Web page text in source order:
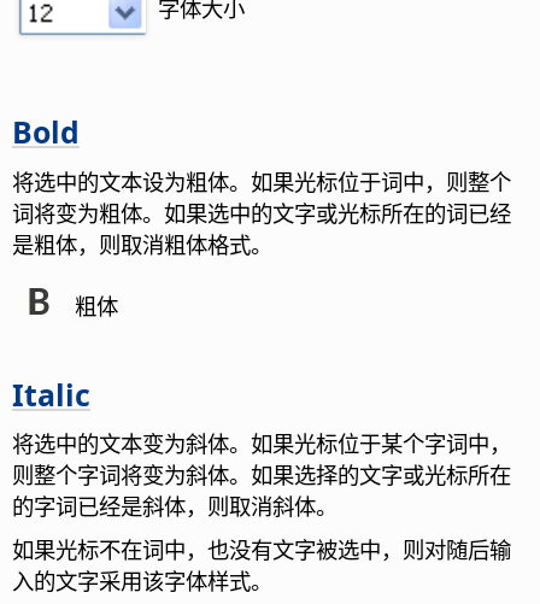
字体大小
Bold
将选中的文本设为粗体。如果光标位于词中，则整个
词将变为粗体。如果选中的文字或光标所在的词已经
是粗体，则取消粗体格式。
粗体
Italic
将选中的文本变为斜体。如果光标位于某个字词中，
则整个字词将变为斜体。如果选择的文字或光标所在
的字词已经是斜体，则取消斜体。
如果光标不在词中，也没有文字被选中，则对随后输
入的文字采用该字体样式。